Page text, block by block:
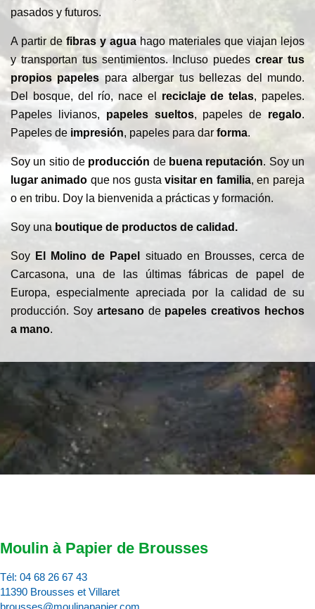
pasados ​​y futuros.
A partir de fibras y aguahago materiales que viajan lejos
y transportan tus sentimientos. Incluso puedescrear tus
propios papeles para albergar tus bellezas del mundo.
Del bosque, del río, nace el reciclaje de telas, papeles.
Papeles livianos, papeles sueltos, papeles de regalo.
Papeles de impresión, papeles para dar forma.
Soy un sitio de producción debuena reputación. Soy un
lugar animado que nos gustavisitar en familia, en pareja
o en tribu. Doy la bienvenida a prácticas y formación.
Soy una boutique de productos de calidad.
Soy El Molino de Papel
situado en Brousses, cerca de
Carcasona, una de las últimas fábricas de papel de
Europa, especialmente apreciada por la calidad de su
producción. Soy artesano depapeles creativos hechos
a mano.
Moulin à Papier de Brousses
Tél: 04 68 26 67 43
11390 Brousses et Villaret
brousses@moulinapapier.com